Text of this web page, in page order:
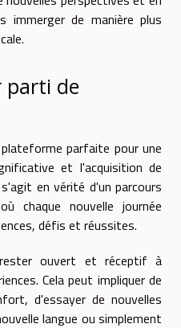
de manière plus
parti de
parfaite pour une
et l'acquisition de
en vérité d'un parcours
chaque nouvelle journée
défis et réussites.
ouvert et réceptif à
Cela peut impliquer de
d'essayer de nouvelles
langue ou simplement